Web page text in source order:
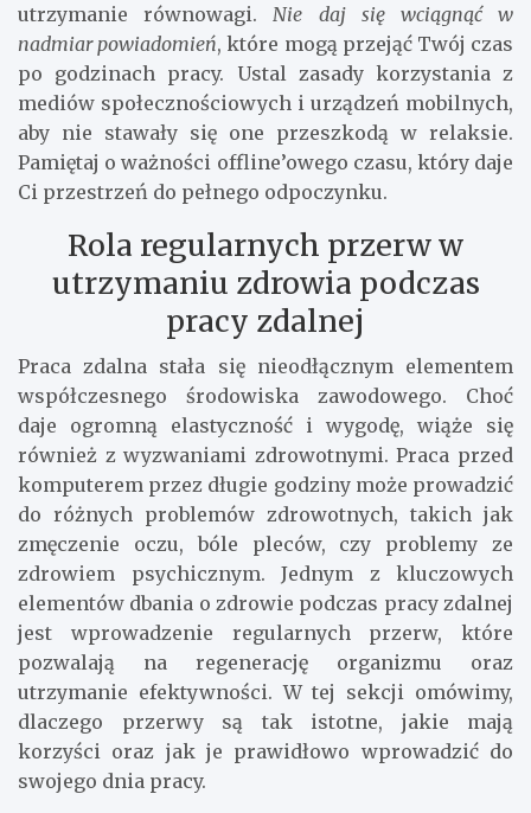
utrzymanie równowagi. Nie daj się wciągnąć w
nadmiar powiadomień, które mogą przejąć Twój czas
po godzinach pracy. Ustal zasady korzystania z
mediów społecznościowych i urządzeń mobilnych,
aby nie stawały się one przeszkodą w relaksie.
Pamiętaj o ważności offline’owego czasu, który daje
Ci przestrzeń do pełnego odpoczynku.
Rola regularnych przerw w
utrzymaniu zdrowia podczas
pracy zdalnej
Praca zdalna stała się nieodłącznym elementem
współczesnego środowiska zawodowego. Choć
daje ogromną elastyczność i wygodę, wiąże się
również z wyzwaniami zdrowotnymi. Praca przed
komputerem przez długie godziny może prowadzić
do różnych problemów zdrowotnych, takich jak
zmęczenie oczu, bóle pleców, czy problemy ze
zdrowiem psychicznym. Jednym z kluczowych
elementów dbania o zdrowie podczas pracy zdalnej
jest wprowadzenie regularnych przerw, które
pozwalają na regenerację organizmu oraz
utrzymanie efektywności. W tej sekcji omówimy,
dlaczego przerwy są tak istotne, jakie mają
korzyści oraz jak je prawidłowo wprowadzić do
swojego dnia pracy.